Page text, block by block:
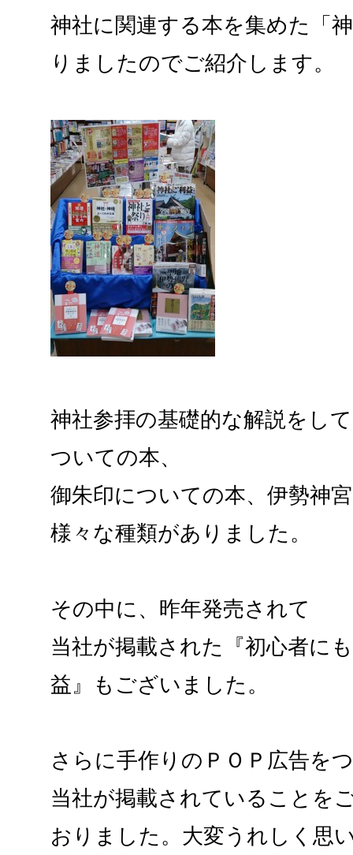
神社に関連する本を集めた「
りましたのでご紹介します。
神社参拝の基礎的な解説をし
ついての本、
御朱印についての本、伊勢神
様々な種類がありました。
その中に、昨年発売されて
当社が掲載された『初心者に
益』もございました。
さらに手作りのＰＯＰ広告を
当社が掲載されていることを
おりました。大変うれしく思